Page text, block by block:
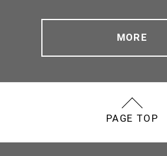
MORE
PAGE TOP